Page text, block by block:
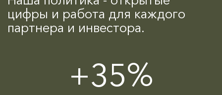
цифры и работа для каждого
партнера и инвестора.
+35%